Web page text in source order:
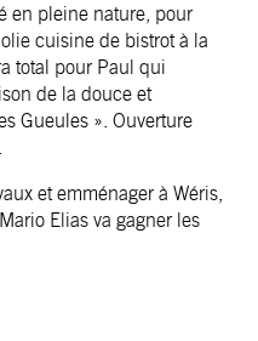
en pleine nature, pour
cuisine de bistrot à la
total pour Paul qui
de la douce et
Gueules ». Ouverture
et emménager à Wéris,
Elias va gagner les